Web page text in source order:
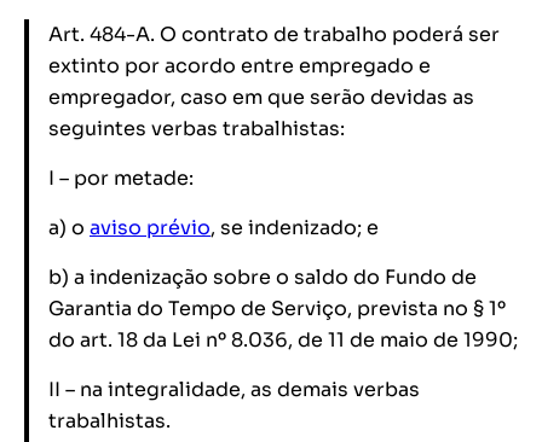
Art. 484-A. O contrato de trabalho poderá ser
extinto por acordo entre empregado e
empregador, caso em que serão devidas as
seguintes verbas trabalhistas:
I – por metade:
a) o aviso prévio, se indenizado; e
b) a indenização sobre o saldo do Fundo de
Garantia do Tempo de Serviço, prevista no § 1º
do art. 18 da Lei nº 8.036, de 11 de maio de 1990;
II – na integralidade, as demais verbas
trabalhistas.